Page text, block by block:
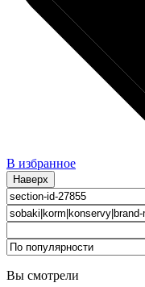
В избранное
Наверх
Вы смотрели